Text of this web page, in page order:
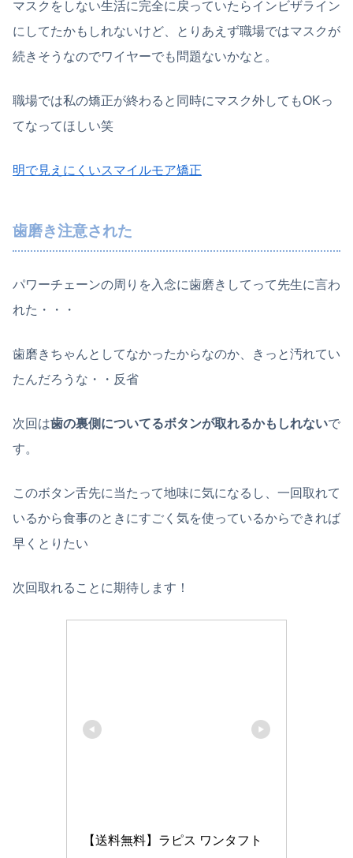
マスクをしない生活に完全に戻っていたらインビザライン
にしてたかもしれないけど、とりあえず職場ではマスクが
続きそうなのでワイヤーでも問題ないかなと。
職場では私の矯正が終わると同時にマスク外してもOKっ
てなってほしい笑
明で見えにくいスマイルモア矯正
歯磨き注意された
パワーチェーンの周りを入念に歯磨きしてって先生に言わ
れた・・・
歯磨きちゃんとしてなかったからなのか、きっと汚れてい
たんだろうな・・反省
次回は歯の裏側についてるボタンが取れるかもしれないで
す。
このボタン舌先に当たって地味に気になるし、一回取れて
いるから食事のときにすごく気を使っているからできれば
早くとりたい
次回取れることに期待します！
【送料無料】ラピス ワンタフト